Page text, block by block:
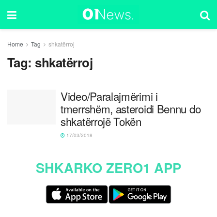
Home Tag shkatërroj
Tag: shkatërroj
Video/Paralajmërimi i
tmerrshëm, asteroidi Bennu do
shkatërrojë Tokën
17/03/2018
SHKARKO ZERO1 APP